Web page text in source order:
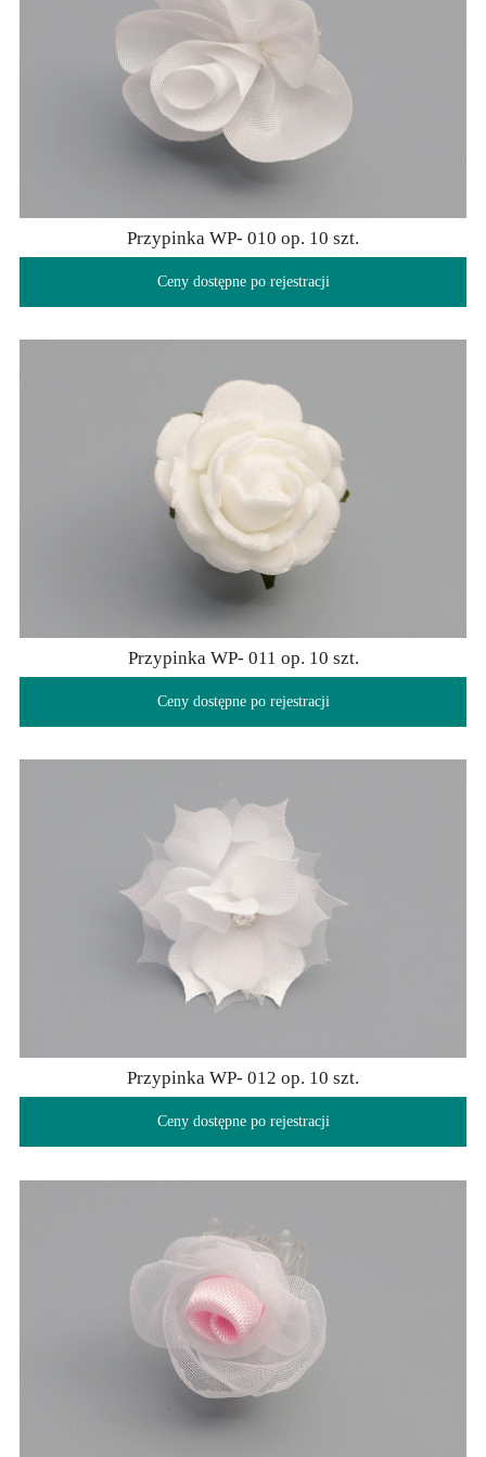
Przypinka WP- 010 op. 10 szt.
Ceny dostępne po rejestracji
Przypinka WP- 011 op. 10 szt.
Ceny dostępne po rejestracji
Przypinka WP- 012 op. 10 szt.
Ceny dostępne po rejestracji